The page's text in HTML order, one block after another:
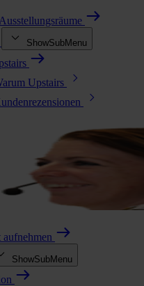
ShowSubMenu
Upstairs
ShowSubMenu